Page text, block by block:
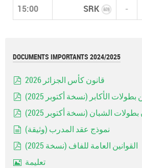
15:00 SRK -
DOCUMENTS IMPORTANTS 2024/2025
قانون كأس الجزائر 2026
بطولات الأكابر (نسخة أكتوبر 2025)
الشبان (نسخة أكتوبر 2025)
نموذج عقد المدرب (وثيقة)
القوانين العامة للفاف (نسخة 2025)
تعليمة